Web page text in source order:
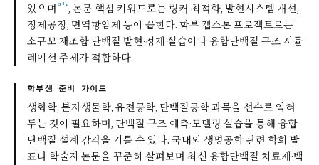
있으며 ³⁴⁶, 논문 핵심 키워드로는 링커 최적화, 발현시스템 개선,
정제공정, 면역항암제 등이 꼽힌다. 학부 캡스톤 프로젝트로는
소규모 재조합 단백질 발현·정제 실습이나 융합단백질 구조 시뮬
레이션 주제가 적합하다.
학부생 준비 가이드
생화학, 분자생물학, 유전공학, 단백질공학 과목을 선수로 익혀
두는 것이 필요하며, 단백질 구조 예측·모델링 실습을 통해 융합
단백질 설계 감각을 기를 수 있다. 국내외 생명공학 관련 학회 발
표나 학술지 논문을 꾸준히 살펴보며 최신 융합단백질 치료제·백